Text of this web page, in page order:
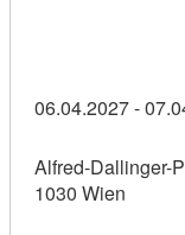
06.04.2027 -
Alfred-Dallinger-
1030 Wien